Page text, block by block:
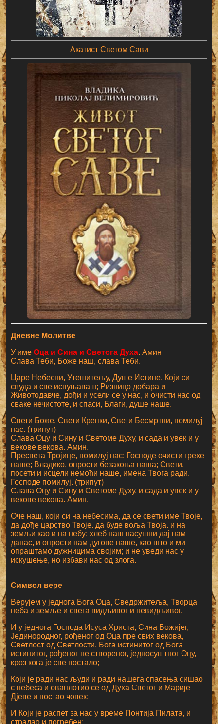
Акатист Светом Сави
Дневне Молитве
У имеОца и Сина и Светога Духа. Амин
Слава Теби, Боже наш, слава Теби.
Царе Небесни, Утешитељу, Душе Истине, Који си
свуда и све испуњаваш; Ризницо добара и
Животодавче, дођи и усели се у нас, и очисти нас од
сваке нечистоте, и спаси, Благи, душе наше.
Свети Боже, Свети Крепки, Свети Бесмртни, помилуј
нас. (трипут)
Слава Оцу и Сину и Светоме Духу, и сада и увек и у
векове векова. Амин.
Пресвета Тројице, помилуј нас; Господе очисти грехе
наше; Владико, опрости безакоња наша; Свети,
посети и исцели немоћи наше, имена Твога ради.
Господе помилуј. (трипут)
Слава Оцу и Сину и Светоме Духу, и сада и увек и у
векове векова. Амин.
Оче наш, који си на небесима, да се свети име Твоје,
да дође царство Твоје, да буде воља Твоја, и на
земљи као и на небу; хлеб наш насушни дај нам
данас, и опрости нам дугове наше, као што и ми
опраштамо дужницима својим; и не уведи нас у
искушење, но избави нас од злога.
Символ вере
Верујем у једнога Бога Оца, Сведржитеља, Творца
неба и земље и свега видљивог и невидљивог.
И у једнога Господа Исуса Христа, Сина Божијег,
Јединородног, рођеног од Оца пре свих векова,
Светлост од Светлости, Бога истинитог од Бога
истинитог, рођеног не створеног, једносуштног Оцу,
кроз кога је све постало;
Који је ради нас људи и ради нашега спасења сишао
с небеса и оваплотио се од Духа Светог и Марије
Дјеве и постао човек;
И Који је распет за нас у време Понтија Пилата, и
страдао и погребен;